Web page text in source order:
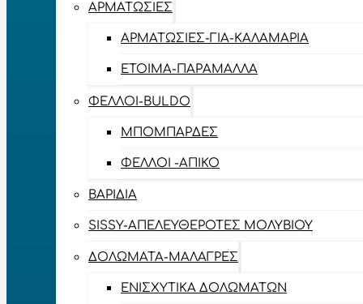
ΑΡΜΑΤΩΣΙΈΣ
ΑΡΜΑΤΩΣΙΈΣ-ΓΙΑ-ΚΑΛΑΜΆΡΙΑ
ΈΤΟΙΜΑ-ΠΑΡΆΜΑΛΛΑ
ΦΕΛΛΟΊ-BULDO
ΜΠΟΜΠΆΡΔΕΣ
ΦΕΛΛΟΊ -ΑΠΊΚΟ
ΒΑΡΊΔΙΑ
SISSY-ΑΠΕΛΕΥΘΕΡΟΤΈΣ ΜΟΛΥΒΙΟΎ
ΔΟΛΏΜΑΤΑ-ΜΑΛΆΓΡΕΣ
ΕΝΙΣΧΥΤΙΚΆ ΔΟΛΩΜΆΤΩΝ